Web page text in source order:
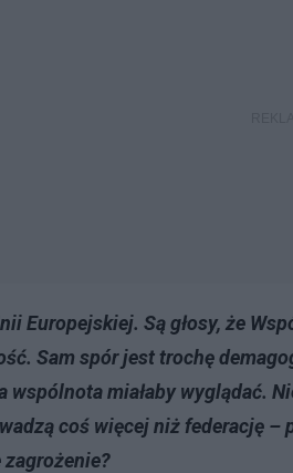
Europejskiej. Są głosy, że
Sam spór jest trochę
wspólnota miałaby wyglądać.
coś więcej niż federację